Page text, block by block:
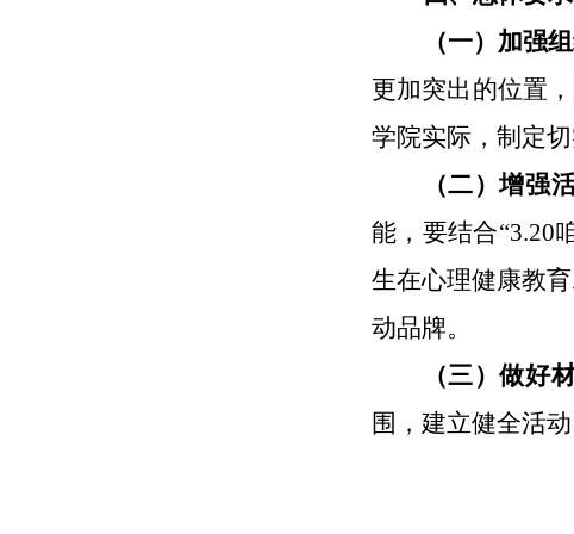
（一）加强
更加突出的位置
学院实际，制定
（二）增强
能，要结合“3.20
生在心理健康教
动品牌。
（三）做好
围，建立健全活